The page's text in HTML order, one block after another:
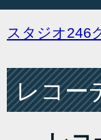
スタジオ246
レコー